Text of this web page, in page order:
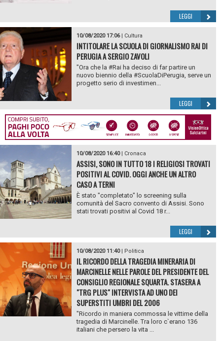
LEGGI
10/08/2020 17:06| Cultura
INTITOLARE LA SCUOLA DI GIORNALISMO RAI DI
PERUGIA A SERGIO ZAVOLI
"Ora che la #Rai ha deciso di far partire un
nuovo biennio della #ScuolaDiPerugia, serve un
progetto serio di investimen...
LEGGI
10/08/2020 16:40| Cronaca
ASSISI, SONO IN TUTTO 18 I RELIGIOSI TROVATI
POSITIVI AL COVID. OGGI ANCHE UN ALTRO
CASO A TERNI
È stato "completato" lo screening sulla
comunità del Sacro convento di Assisi. Sono
stati trovati positivi al Covid 18 r...
LEGGI
10/08/2020 11:40| Politica
IL RICORDO DELLA TRAGEDIA MINERARIA DI
MARCINELLE NELLE PAROLE DEL PRESIDENTE DEL
CONSIGLIO REGIONALE SQUARTA. STASERA A
"TRG PLUS" INTERVISTA AD UNO DEI
SUPERSTITI UMBRI DEL 2006
"Ricordo in maniera commossa le vittime della
tragedia di Marcinelle. Tra loro c`erano 136
italiani che persero la vita ...